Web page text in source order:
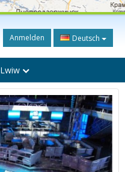
Anmelden Deutsch
Lwiw